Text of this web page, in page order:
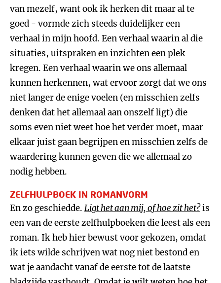
van mezelf, want ook ik herken dit maar al te
goed - vormde zich steeds duidelijker een
verhaal in mijn hoofd. Een verhaal waarin al die
situaties, uitspraken en inzichten een plek
kregen. Een verhaal waarin we ons allemaal
kunnen herkennen, wat ervoor zorgt dat we ons
niet langer de enige voelen (en misschien zelfs
denken dat het allemaal aan onszelf ligt) die
soms even niet weet hoe het verder moet, maar
elkaar juist gaan begrijpen en misschien zelfs de
waardering kunnen geven die we allemaal zo
nodig hebben.
ZELFHULPBOEK IN ROMANVORM
En zo geschiedde. Ligt het aan mij, of hoe zit het?is
een van de eerste zelfhulpboeken die leest als een
roman. Ik heb hier bewust voor gekozen, omdat
ik iets wilde schrijven wat nog niet bestond en
wat je aandacht vanaf de eerste tot de laatste